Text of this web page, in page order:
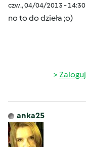
czw., 04/04/2013 - 14:30
no to do dzieła ;o)
Zaloguj
anka25